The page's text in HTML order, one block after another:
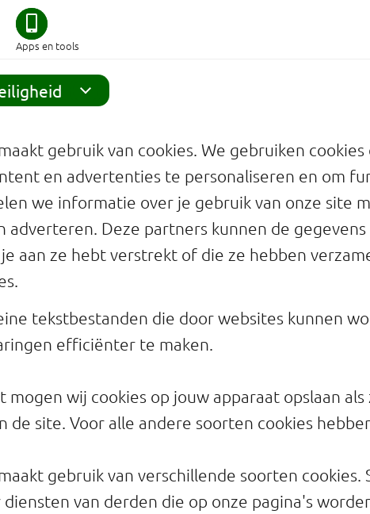
Apps en tools
gebruik van cookies. We gebruiken
en advertenties te personaliseren en om
we informatie over je gebruik van onze site
adverteren. Deze partners kunnen de
aan ze hebt verstrekt of die ze hebben
tekstbestanden die door websites kunnen
efficiënter te maken.
mogen wij cookies op jouw apparaat opslaan
de site. Voor alle andere soorten cookies
gebruik van verschillende soorten cookies.
van derden die op onze pagina's